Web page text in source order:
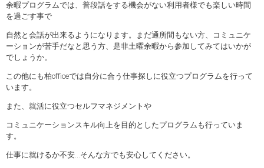
余暇プログラムでは、普段話をする機会がない利用者様でも楽しい時間
を過ごす事で
自然と会話が出来るようになります。まだ通所間もない方、コミュニケ
ーションが苦手だなと思う方、是非土曜余暇から参加してみてはいかが
でしょうか。
この他にも柏officeでは自分に合う仕事探しに役立つプログラムを行って
います。
また、就活に役立つセルフマネジメントや
コミュニケーションスキル向上を目的としたプログラムも行っていま
す。
仕事に就けるか不安…そんな方でも安心してください。